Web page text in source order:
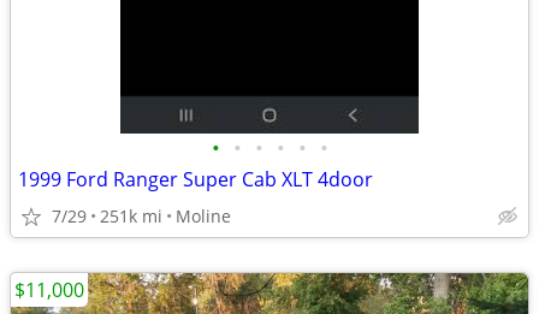
• • • • • •
1999 Ford Ranger Super Cab XLT 4door
7/29 251k mi Moline
$11,000